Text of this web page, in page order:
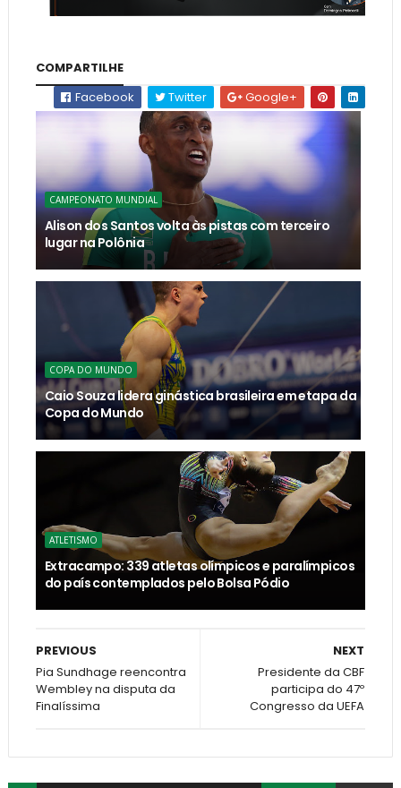
COMPARTILHE
Facebook
Twitter Google+
CAMPEONATO MUNDIAL
Alison dos Santos volta às pistas com terceiro
lugar na Polônia
COPA DO MUNDO
Caio Souza lidera ginástica brasileira em etapa da
Copa do Mundo
ATLETISMO
Extracampo: 339 atletas olímpicos e paralímpicos
do país contemplados pelo Bolsa Pódio
NEXT
Presidente da CBF
participa do 47º
Congresso da UEFA
PREVIOUS
Pia Sundhage reencontra
Wembley na disputa da
Finalíssima